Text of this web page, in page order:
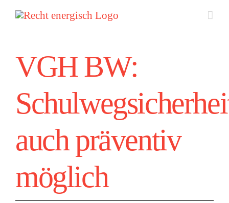
Zum
Inhalt
VGH BW:
auch präventiv
möglich